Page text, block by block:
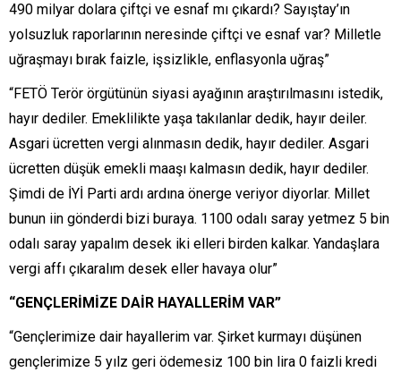
490 milyar dolara çiftçi ve esnaf mı çıkardı? Sayıştay’ın
yolsuzluk raporlarının neresinde çiftçi ve esnaf var? Milletle
uğraşmayı bırak faizle, işsizlikle, enflasyonla uğraş”
“FETÖ Terör örgütünün siyasi ayağının araştırılmasını istedik,
hayır dediler. Emeklilikte yaşa takılanlar dedik, hayır deiler.
Asgari ücretten vergi alınmasın dedik, hayır dediler. Asgari
ücretten düşük emekli maaşı kalmasın dedik, hayır dediler.
Şimdi de İYİ Parti ardı ardına önerge veriyor diyorlar. Millet
bunun iin gönderdi bizi buraya. 1100 odalı saray yetmez 5 bin
odalı saray yapalım desek iki elleri birden kalkar. Yandaşlara
vergi affı çıkaralım desek eller havaya olur”
“GENÇLERİMİZE DAİR HAYALLERİM VAR”
“Gençlerimize dair hayallerim var. Şirket kurmayı düşünen
gençlerimize 5 yılz geri ödemesiz 100 bin lira 0 faizli kredi